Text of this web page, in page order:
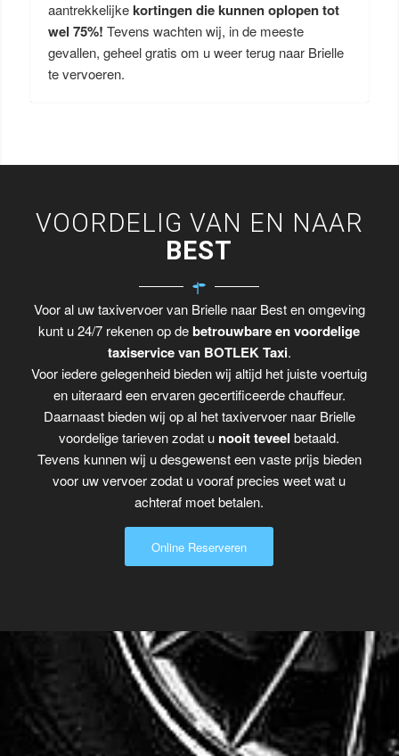
aantrekkelijkekortingen die kunnen oplopen tot
wel 75%! Tevens wachten wij, in de meeste
gevallen, geheel gratis om u weer terug naar Brielle
te vervoeren.
VOORDELIG VAN EN NAAR
BEST
Voor al uw taxivervoer van Brielle naar Best en omgeving
kunt u 24/7 rekenen op debetrouwbare en voordelige
taxiservice van BOTLEK Taxi.
Voor iedere gelegenheid bieden wij altijd het juiste voertuig
en uiteraard een ervaren gecertificeerde chauffeur.
Daarnaast bieden wij op al het taxivervoer naar Brielle
voordelige tarieven zodat u nooit teveel betaald.
Tevens kunnen wij u desgewenst een vaste prijs bieden
voor uw vervoer zodat u vooraf precies weet wat u
achteraf moet betalen.
Online Reserveren